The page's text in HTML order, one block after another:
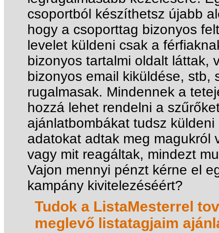
csoportból készíthetsz újabb
hogy a csoporttag bizonyos
levelet küldeni csak a
bizonyos tartalmi oldalt láttak,
bizonyos email kiküldése, stb,
rugalmasak. Mindennek a
hozzá lehet rendelni a
ajánlatbombákat tudsz
adatokat adtak meg magukról
vagy mit reagáltak, mindezt
Vajon mennyi pénzt kérne el
kampány kivitelezéséért?
Tudok a ListaMesterrel
meglevő listatagjaim